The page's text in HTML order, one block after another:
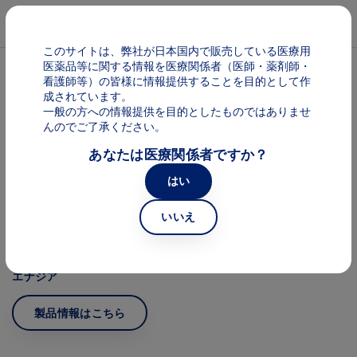
メインコンテンツに移動
アテキュラ
医療関係者向けにアテキュラの情報を提供しております。
エナジア
製品情報はこちら
このサイトは、弊社が日本国内で販売している医療用
医薬品等に関する情報を医療関係者（医師・薬剤師・
看護師等）の皆様に情報提供することを目的として作
成されています。
一般の方への情報提供を目的としたものではありませ
んのでご了承ください。
あなたは医療関係者ですか？
はい
いいえ